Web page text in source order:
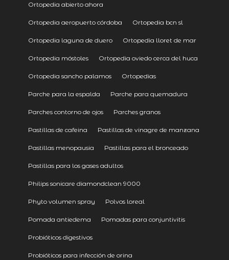
Ortopedia abierto ahora
Ortopedia aeropuerto córdoba Ortopedia bcn sl
Ortopedia laguna de duero Ortopedia lloret de mar
Ortopedia móstoles Ortopedia oviedo cerca del huca
Ortopedia sancho palamos Ortopedias
Parche para la espalda Parche para quemadura
Parches contorno de ojos Parches granos
Pastillas de cafeina Pastillas de vinagre de manzana
Pastillas menopausia Pastillas para el bronceado
Pastillas para los gases adultos
Philips sonicare diamondclean 9000
Phyto volumen spray Polvos loreal
Pomada antiedema Pomadas para conjuntivitis
Probióticos digestivos
Probióticos para infección de orina